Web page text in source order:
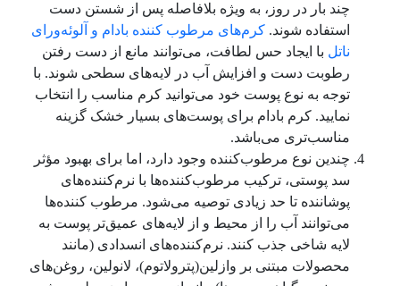
چند بار در روز، به ویژه بلافاصله پس از شستن دست
استفاده شوند. کرم‌‌های مرطوب کننده بادام و آلوئه‌ورای
ناتل با ایجاد حس لطافت، ‌می‌‌توانند مانع از دست رفتن
رطوبت دست و افزایش آب در لایه‌‌های سطحی شوند. با
توجه به نوع پوست خود ‌می‌توانید کرم مناسب را انتخاب
نمایید. کرم بادام برای پوست‌‌های بسیار خشک گزینه
مناسب‌تری ‌می‌باشد.
چندین نوع مرطوب‌کننده وجود دارد، اما برای بهبود مؤثر
سد پوستی، ترکیب مرطوب‌کننده‌‌ها با نرم‌کننده‌‌های
پوشاننده تا حد زیادی توصیه ‌می‌‌شود. مرطوب کننده‌‌ها
‌می‌‌توانند آب را از محیط و از لایه‌‌های عمیق‌تر پوست به
لایه شاخی جذب کنند. نرم‌کننده‌‌های انسدادی (مانند
محصولات مبتنی بر وازلین(پترولاتوم)، لانولین، روغن‌‌های